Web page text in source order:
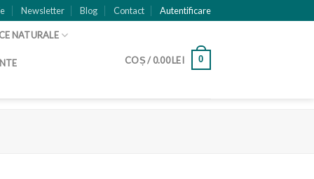
Newsletter Blog Contact Autentificare
NATURALE
COȘ /0.00LEI 0